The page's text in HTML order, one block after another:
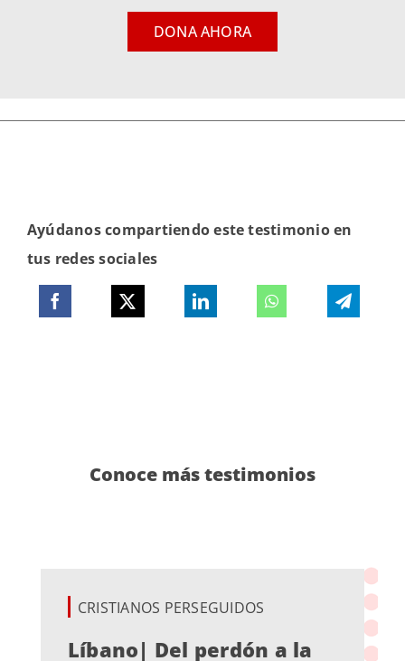
DONA AHORA
Ayúdanos compartiendo este testimonio en
tus redes sociales
Conoce más testimonios
CRISTIANOS PERSEGUIDOS
Líbano| Del perdón a la